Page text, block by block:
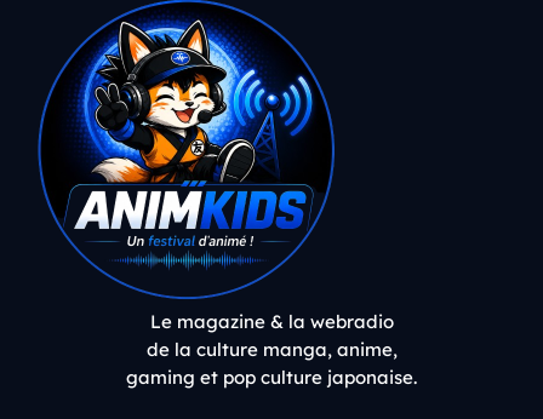
Le magazine & la webradio
de la culture manga, anime,
gaming et pop culture japonaise.